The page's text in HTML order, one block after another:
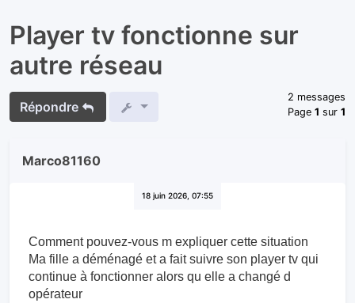
Player tv fonctionne sur
autre réseau
Répondre
2 messages
Page1 sur1
Marco81160
18 juin 2026, 07:55
Comment pouvez-vous m expliquer cette situation
Ma fille a déménagé et a fait suivre son player tv qui
continue à fonctionner alors qu elle a changé d
opérateur